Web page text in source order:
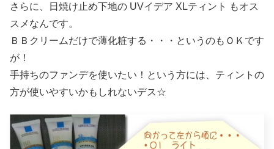
さらに、日焼け止め下地の UVイデア XLティント もオス
スメなんです。
ＢＢクリームだけで薄化粧する・・・というのもＯＫです
が！
手持ちのファンデを使いたい！という方には、ティントの
方が使いやすいかもしれないデス☆